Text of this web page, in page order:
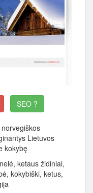
SEO ?
Lietuvos
kokybę
ketaus židiniai,
kokybiški, ketus,